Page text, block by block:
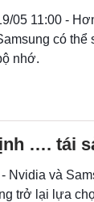
05 11:00 -
có thể
nhớ.
…. tái
Nvidia và
trở lại lựa